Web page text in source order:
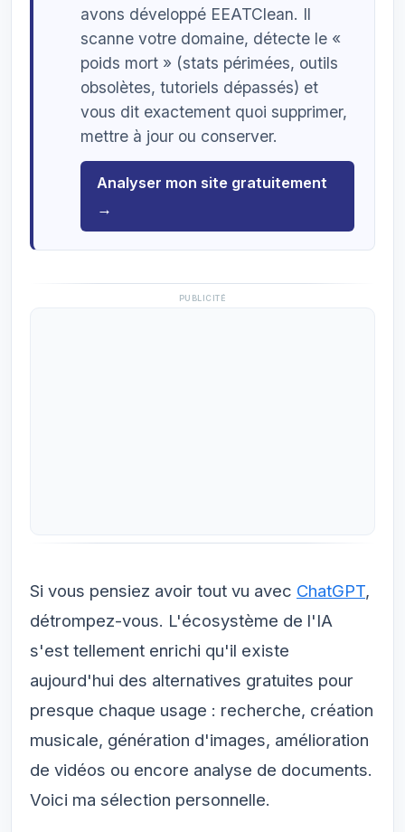
avons développé EEATClean. Il
scanne votre domaine, détecte le «
poids mort » (stats périmées, outils
obsolètes, tutoriels dépassés) et
vous dit exactement quoi supprimer,
mettre à jour ou conserver.
Analyser mon site gratuitement
→
PUBLICITÉ
Si vous pensiez avoir tout vu avec ChatGPT,
détrompez-vous. L'écosystème de l'IA
s'est tellement enrichi qu'il existe
aujourd'hui des alternatives gratuites pour
presque chaque usage : recherche, création
musicale, génération d'images, amélioration
de vidéos ou encore analyse de documents.
Voici ma sélection personnelle.